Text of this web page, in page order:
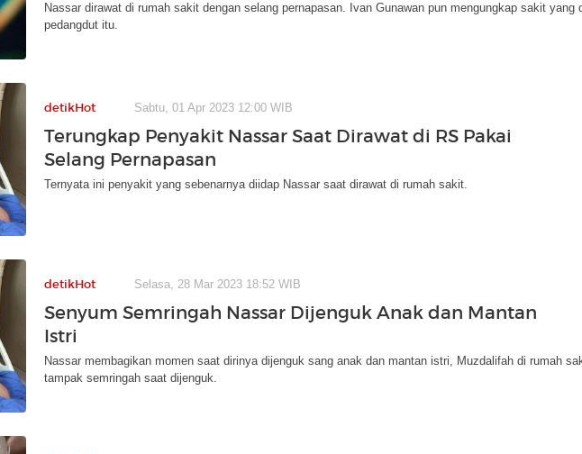
Nassar dirawat di rumah sakit dengan selang pernapasan. Ivan Gunawan pun mengungkap sakit yang
pedangdut itu.
detikHot Sabtu, 01 Apr 2023 12:00 WIB
Terungkap Penyakit Nassar Saat Dirawat di RS Pakai
Selang Pernapasan
Ternyata ini penyakit yang sebenarnya diidap Nassar saat dirawat di rumah sakit.
detikHot Selasa, 28 Mar 2023 18:52 WIB
Senyum Semringah Nassar Dijenguk Anak dan Mantan
Istri
Nassar membagikan momen saat dirinya dijenguk sang anak dan mantan istri, Muzdalifah di rumah
tampak semringah saat dijenguk.